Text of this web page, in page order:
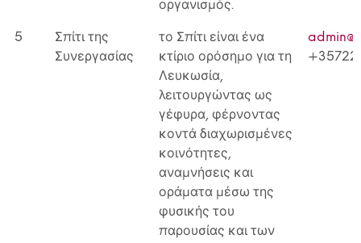
οργανισμός.
5
Σπίτι της
Συνεργασίας
το Σπίτι είναι ένα
κτίριο ορόσημο για τη
Λευκωσία,
λειτουργώντας ως
γέφυρα, φέρνοντας
κοντά διαχωρισμένες
κοινότητες,
αναμνήσεις και
οράματα μέσω της
φυσικής του
παρουσίας και των